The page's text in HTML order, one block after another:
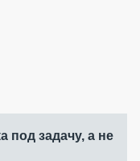
под задачу, а не